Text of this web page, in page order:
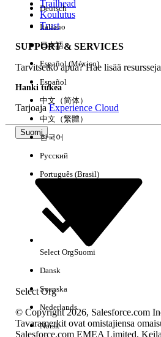
Trailhead
Koulutus
Trust
SUPPORT & SERVICES
Tarvitsetko apua? Hae lisää
Hanki tukea
TarjoajaExperience Cloud
Suomi
Select Org
Deutsch
Italiano
日本語
Español (México)
Español
中文（简体）
中文（繁體）
한국어
Русский
Português (Brasil)
Select OrgSuomi
Dansk
Svenska
Nederlands
Norsk
© Copyright 2026, Salesforce.com
Tavaramerkit ovat omistajiensa
Salesforce.com EMEA Limited,